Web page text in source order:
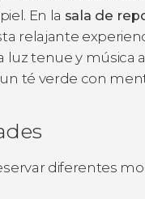
En la sala de
relajante
luz tenue y música
té verde con
diferentes